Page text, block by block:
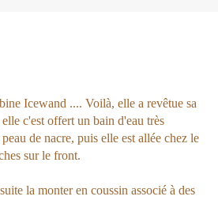
Icewand .... Voilà, elle a revêtue sa
c'est offert un bain d'eau très
de nacre, puis elle est allée chez le
sur le front.
la monter en coussin associé à des